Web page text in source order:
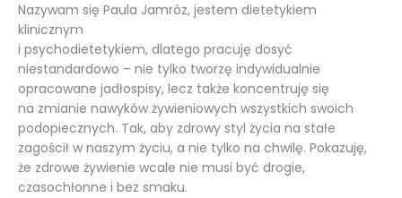
Nazywam się Paula Jamróz, jestem dietetykiem
klinicznym
i psychodietetykiem, dlatego pracuję dosyć
niestandardowo – nie tylko tworzę indywidualnie
opracowane jadłospisy, lecz także koncentruję się
na zmianie nawyków żywieniowych wszystkich swoich
podopiecznych. Tak, aby zdrowy styl życia na stałe
zagościł w naszym życiu, a nie tylko na chwilę. Pokazuję,
że zdrowe żywienie wcale nie musi być drogie,
czasochłonne i bez smaku.